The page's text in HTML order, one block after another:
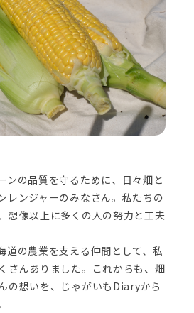
ンの品質を守るために、日々畑と
レンジャーのみなさん。私たちの
想像以上に多くの人の努力と工夫
道の農業を支える仲間として、私
さんありました。これからも、畑
の想いを、じゃがいもDiaryから